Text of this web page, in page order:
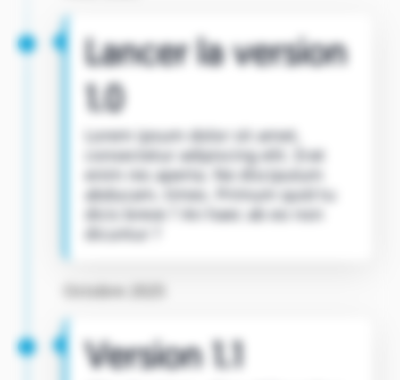
Lancer la version
1.0
Lorem ipsum dolor sit amet,
consectetur adipiscing elit. Erat
enim res aperta. Ne discipulum
abducam, times. Primum quid tu
dicis breve ? An haec ab eo non
dicuntur ?
Octobre 2025
Version 1.1